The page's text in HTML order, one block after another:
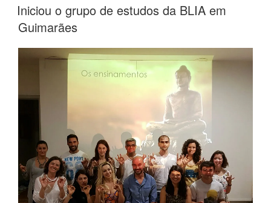
Iniciou o grupo de estudos da BLIA em
Guimarães